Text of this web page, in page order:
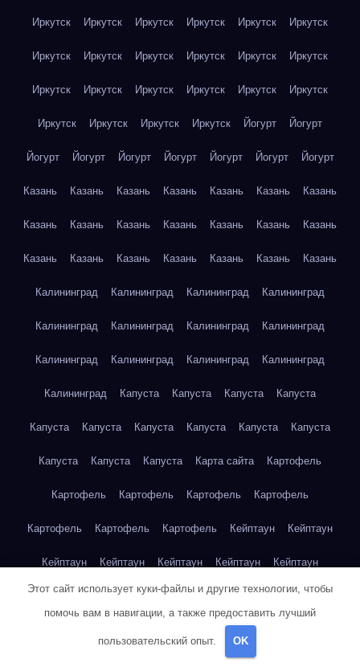
Иркутск Иркутск Иркутск Иркутск Иркутск Иркутск
Иркутск Иркутск Иркутск Иркутск Иркутск Иркутск
Иркутск Иркутск Иркутск Иркутск Иркутск Иркутск
Иркутск Иркутск Иркутск Иркутск Йогурт Йогурт
Йогурт Йогурт Йогурт Йогурт Йогурт Йогурт Йогурт
Казань Казань Казань Казань Казань Казань Казань
Казань Казань Казань Казань Казань Казань Казань
Казань Казань Казань Казань Казань Казань Казань
Калининград Калининград Калининград Калининград
Калининград Калининград Калининград Калининград
Калининград Калининград Калининград Калининград
Калининград Капуста Капуста Капуста Капуста
Капуста Капуста Капуста Капуста Капуста Капуста
Капуста Капуста Капуста Карта сайта Картофель
Картофель Картофель Картофель Картофель
Картофель Картофель Картофель Кейптаун Кейптаун
Кейптаун Кейптаун Кейптаун Кейптаун Кейптаун
Кейптаун Кейптаун Кейптаун Кейптаун Кейптаун
Кейптаун
Этот сайт использует куки-файлы и другие технологии, чтобы
помочь вам в навигации, а также предоставить лучший
пользовательский опыт. OK